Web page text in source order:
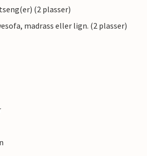
(2 plasser)
madrass eller lign. (2 plasser)